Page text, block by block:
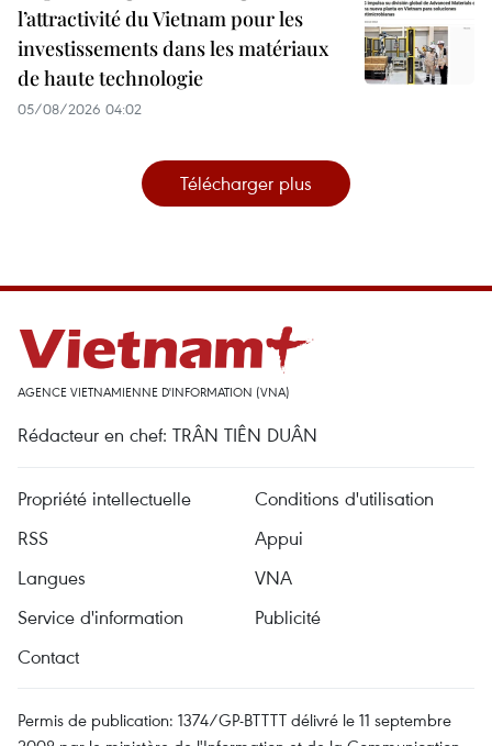
l’attractivité du Vietnam pour les
investissements dans les matériaux
de haute technologie
05/08/2026 04:02
Télécharger plus
AGENCE VIETNAMIENNE D'INFORMATION (VNA)
Rédacteur en chef: TRÂN TIÊN DUÂN
Propriété intellectuelle
Conditions d'utilisation
RSS
Appui
Langues
VNA
Service d'information
Publicité
Contact
Permis de publication: 1374/GP-BTTTT délivré le 11 septembre